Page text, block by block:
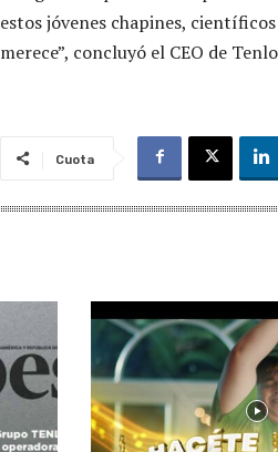
estos jóvenes chapines,
merece”, concluyó el CEO de
Cuota